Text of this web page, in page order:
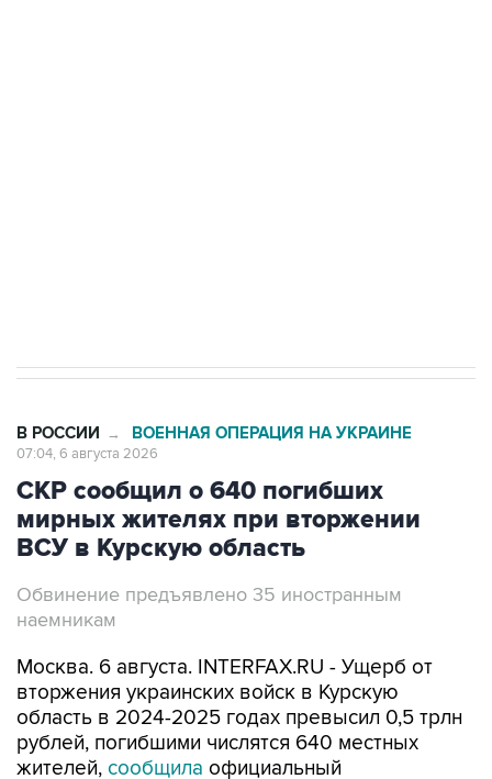
СКР сообщил о 640 погибших
мирных жителях при вторжении
ВСУ в Курскую область
Обвинение предъявлено 35 иностранным
Москва. 6 августа. INTERFAX.RU - Ущерб от
область в 2024-2025 годах превысил 0,5 трлн
рублей, погибшими числятся 640 местных
жителей,сообщилаофициальный
представитель Следственного комитета
России (СКР) Светлана Петренко.